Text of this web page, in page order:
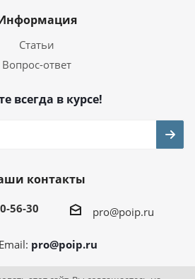
Статьи
Вопрос-ответ
всегда в курсе!
контакты
56-30 pro@poip.ru
Email: pro@poip.ru